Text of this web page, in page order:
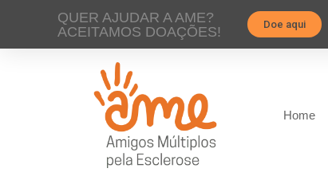
QUER AJUDAR A AME?
ACEITAMOS DOAÇÕES!
Doe aqui
Home